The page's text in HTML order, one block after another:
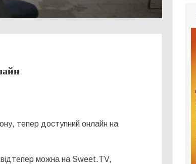
тепер доступний онлайн на
відтепер можна на Sweet.TV,